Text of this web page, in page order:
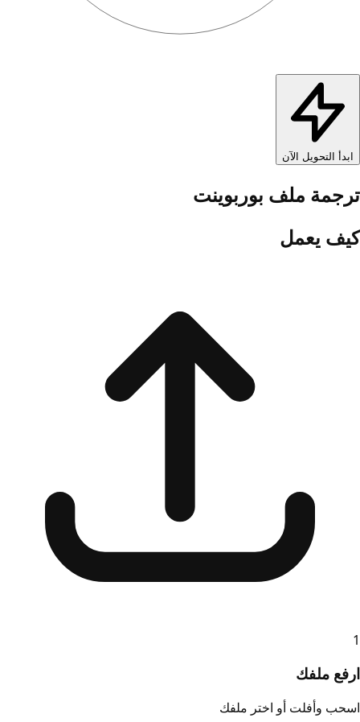
ابدأ التحويل الآن
ترجمة ملف بوربوينت
كيف يعمل
1
ارفع ملفك
اسحب وأفلت أو اختر ملفك